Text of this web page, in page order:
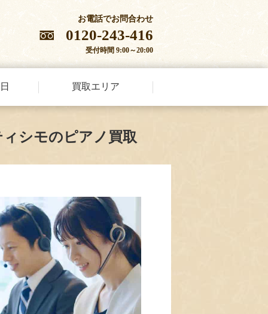
お電話でお問合わせ
0120-243-416
受付時間 9:00～20:00
買取エリア
シモのピアノ買取